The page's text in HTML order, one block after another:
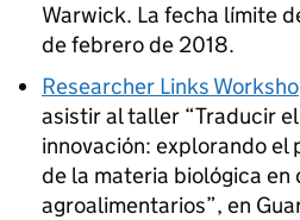
Warwick. La fecha límite
de febrero de 2018.
Researcher Links
asistir al taller “Traducir
innovación: explorando el
de la materia biológica en
agroalimentarios”, en